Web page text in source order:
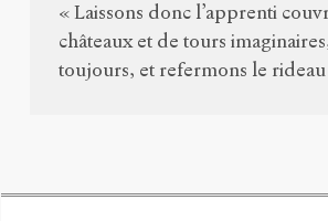
« Laissons donc l’apprenti
châteaux et de tours
toujours, et refermons le